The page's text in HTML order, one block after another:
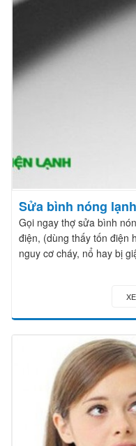
Sửa bình nóng
Gọi ngay thợ sửa bình
điện, (dùng thấy tốn điện
nguy cơ cháy, nổ hay bị